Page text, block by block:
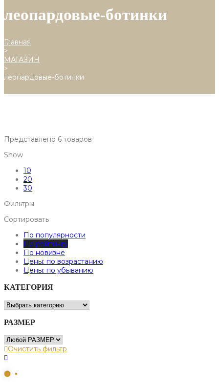
леопардовые-ботинки
Главная
>
МАГАЗИН
>
леопардовые-ботинки
Представлено 6 товаров
Show
10
20
30
Фильтры
Сортировать
По популярности
По рейтингу
По новизне
Цены: по возрастанию
Цены: по убыванию
КАТЕГОРИЯ
РАЗМЕР
Очистить фильтр